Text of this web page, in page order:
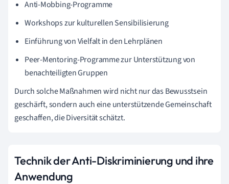
Anti-Mobbing-Programme
Workshops zur kulturellen Sensibilisierung
Einführung von Vielfalt in den Lehrplänen
Peer-Mentoring-Programme zur Unterstützung von
benachteiligten Gruppen
Durch solche Maßnahmen wird nicht nur das Bewusstsein
geschärft, sondern auch eine unterstützende Gemeinschaft
geschaffen, die Diversität schätzt.
Technik der Anti-Diskriminierung und ihre
Anwendung